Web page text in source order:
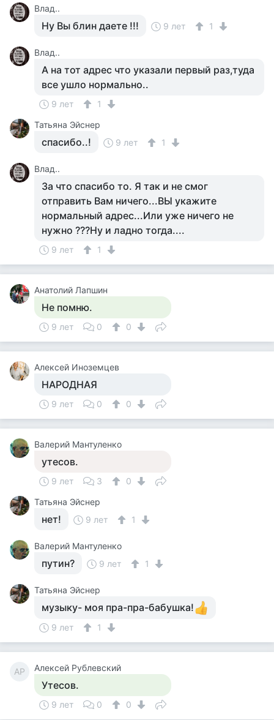
Влад..
Ну Вы блин даете !!! 9 лет 1
Влад..
А на тот адрес что указали первый раз,туда
все ушло нормально..
9 лет
1
Татьяна Эйснер
спасибо..! 9 лет 1
Влад..
За что спасибо то. Я так и не смог
отправить Вам ничего...ВЫ укажите
нормальный адрес...Или уже ничего не
нужно ???Ну и ладно тогда....
9 лет 1
Анатолий Лапшин
Не помню.
9 лет 0 0
Алексей Иноземцев
НАРОДНАЯ
9 лет 0 0
Валерий Мантуленко
утесов.
9 лет 3
0
Татьяна Эйснер
нет! 9 лет 1
Валерий Мантуленко
путин? 9 лет 1
Татьяна Эйснер
музыку- моя пра-пра-бабушка!
9 лет 1
АР Алексей Рублевский
Утесов.
9 лет 0 0